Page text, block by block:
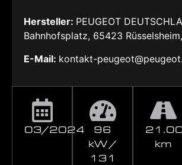
03/2024
96
kW /
131
km
Hersteller: PEUGEOT
Bahnhofsplatz, 65423
E-Mail: kontakt-